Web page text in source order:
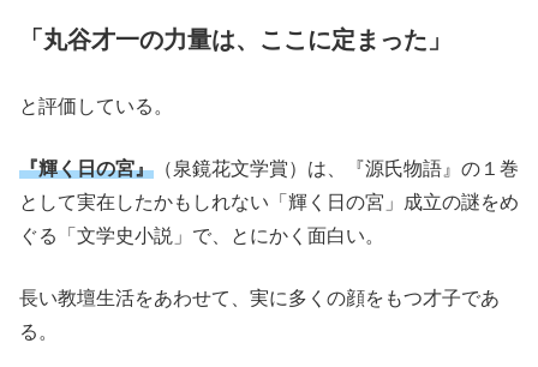
「丸谷才一の力量は、ここに定まった」
と評価している。
『輝く日の宮』 （泉鏡花文学賞）は、『源氏物語』の１巻
として実在したかもしれない「輝く日の宮」成立の謎をめ
ぐる「文学史小説」で、とにかく面白い。
長い教壇生活をあわせて、実に多くの顔をもつ才子であ
る。